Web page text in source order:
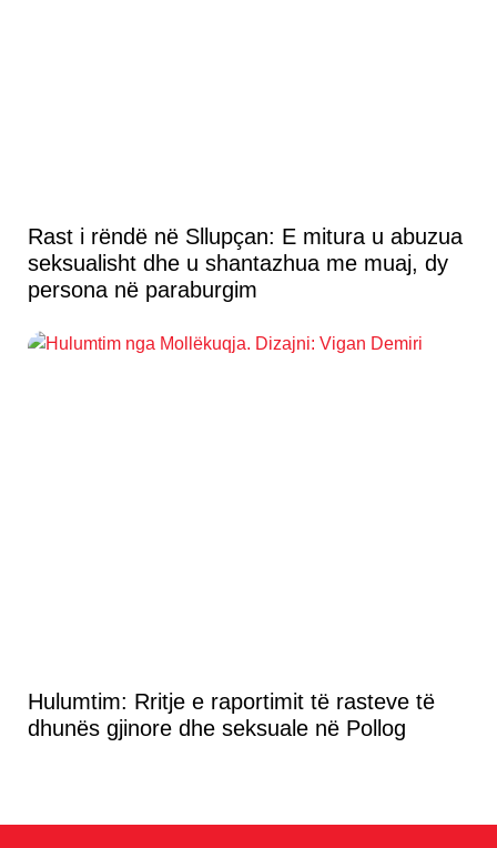
Rast i rëndë në Sllupçan: E mitura u abuzua
seksualisht dhe u shantazhua me muaj, dy
persona në paraburgim
Hulumtim: Rritje e raportimit të rasteve të
dhunës gjinore dhe seksuale në Pollog